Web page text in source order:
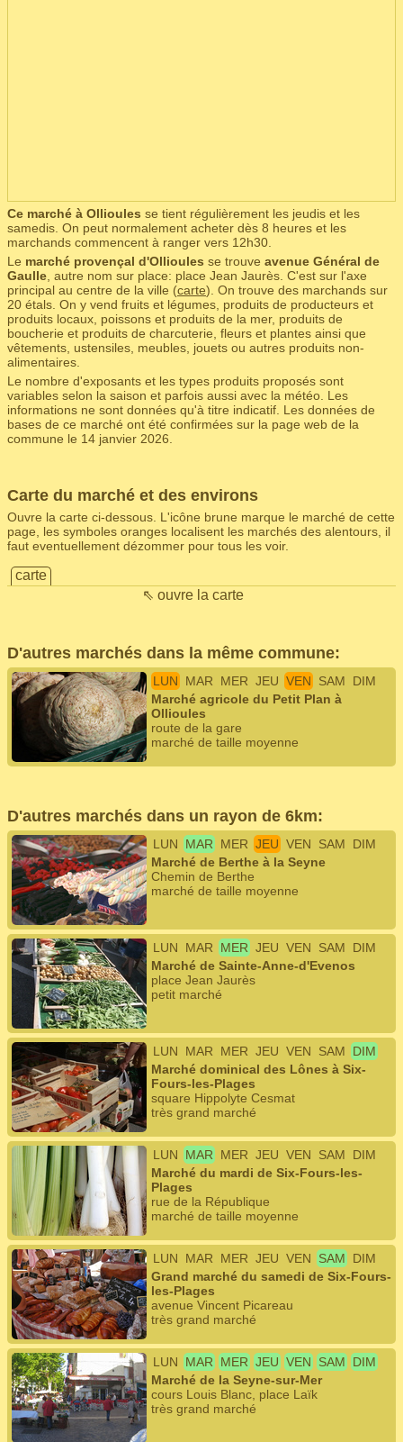
Ce marché à Ollioules se tient régulièrement les jeudis et les
samedis. On peut normalement acheter dès 8 heures et les
marchands commencent à ranger vers 12h30.
Le marché provençal d'Ollioules se trouve avenue Général de
Gaulle , autre nom sur place: place Jean Jaurès. C'est sur l'axe
principal au centre de la ville (carte). On trouve des marchands sur
20 étals. On y vend fruits et légumes, produits de producteurs et
produits locaux, poissons et produits de la mer, produits de
boucherie et produits de charcuterie, fleurs et plantes ainsi que
vêtements, ustensiles, meubles, jouets ou autres produits non-
alimentaires.
Le nombre d'exposants et les types produits proposés sont
variables selon la saison et parfois aussi avec la météo. Les
informations ne sont données qu'à titre indicatif. Les données de
bases de ce marché ont été confirmées sur la page web de la
commune le 14 janvier 2026.
Carte du marché et des environs
Ouvre la carte ci-dessous. L'icône brune marque le marché de cette
page, les symboles oranges localisent les marchés des alentours, il
faut eventuellement dézommer pour tous les voir.
carte
⇖ ouvre la carte
D'autres marchés dans la même commune:
LUN MAR MER JEU VEN SAM
DIM
Marché agricole du Petit Plan à
Ollioules
route de la gare
marché de taille moyenne
D'autres marchés dans un rayon de 6km:
LUN MAR MER JEU VEN SAM
DIM
Marché de Berthe à la Seyne
Chemin de Berthe
marché de taille moyenne
LUN MAR MER JEU VEN SAM
DIM
Marché de Sainte-Anne-d'Evenos
place Jean Jaurès
petit marché
LUN MAR MER JEU VEN SAM
DIM
Marché dominical des Lônes à Six-
Fours-les-Plages
square Hippolyte Cesmat
très grand marché
LUN MAR MER JEU VEN SAM
DIM
Marché du mardi de Six-Fours-les-
Plages
rue de la République
marché de taille moyenne
LUN MAR MER JEU VEN SAM
DIM
Grand marché du samedi de Six-Fours-
les-Plages
avenue Vincent Picareau
très grand marché
LUN MAR MER JEU VEN SAM
DIM
Marché de la Seyne-sur-Mer
cours Louis Blanc, place Laïk
très grand marché